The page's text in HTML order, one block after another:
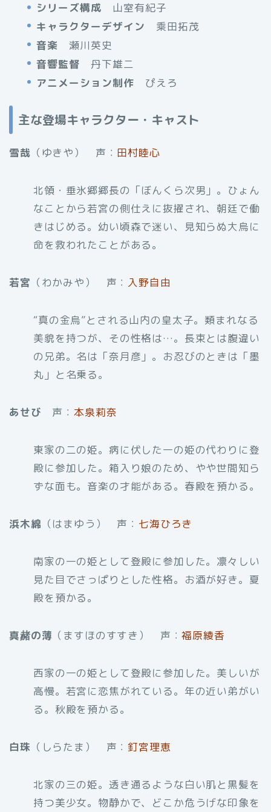
シリーズ構成 山室有紀子
キャラクターデザイン 乘田拓茂
音楽 瀬川英史
音響監督 丹下雄二
アニメーション制作 ぴえろ
主な登場キャラクター・キャスト
雪哉 （ゆきや） 声： 田村睦心
北領・垂氷郷郷長の「ぼんくら次男」。ひょん
なことから若宮の側仕えに抜擢され、朝廷で働
きはじめる。幼い頃森で迷い、見知らぬ大烏に
命を救われたことがある。
若宮 （わかみや） 声： 入野自由
“真の金烏”とされる山内の皇太子。類まれなる
美貌を持つが、その性格は…。長束とは腹違い
の兄弟。名は「奈月彦」。お忍びのときは「墨
丸」と名乗る。
あせび 声：本泉莉奈
東家の二の姫。病に伏した一の姫の代わりに登
殿に参加した。箱入り娘のため、やや世間知ら
ずな面も。音楽の才能がある。春殿を預かる。
浜木綿 （はまゆう） 声： 七海ひろき
南家の一の姫として登殿に参加した。凛々しい
見た目でさっぱりとした性格。お酒が好き。夏
殿を預かる。
真赭の薄 （ますほのすすき） 声：福原綾香
西家の一の姫として登殿に参加した。美しいが
高慢。若宮に恋焦がれている。年の近い弟がい
る。秋殿を預かる。
白珠 （しらたま） 声：釘宮理恵
北家の三の姫。透き通るような白い肌と黒髪を
持つ美少女。物静かで、どこか危うげな印象を